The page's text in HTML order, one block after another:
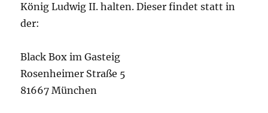
König Ludwig II. halten. Dieser findet statt in
der:
Black Box im Gasteig
Rosenheimer Straße 5
81667 München